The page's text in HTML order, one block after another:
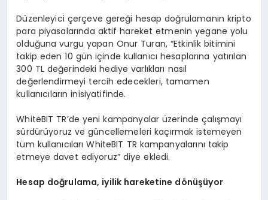
Düzenleyici çerçeve gereği hesap doğrulamanın kripto
para piyasalarında aktif hareket etmenin yegane yolu
olduğuna vurgu yapan Onur Turan, “Etkinlik bitimini
takip eden 10 gün içinde kullanıcı hesaplarına yatırılan
300 TL değerindeki hediye varlıkları nasıl
değerlendirmeyi tercih edecekleri, tamamen
kullanıcıların inisiyatifinde.
WhiteBIT TR’de yeni kampanyalar üzerinde çalışmayı
sürdürüyoruz ve güncellemeleri kaçırmak istemeyen
tüm kullanıcıları WhiteBIT TR kampanyalarını takip
etmeye davet ediyoruz” diye ekledi.
Hesap doğrulama, iyilik hareketine dönüşüyor